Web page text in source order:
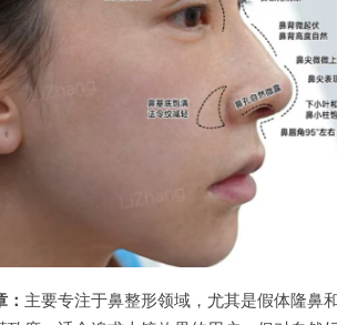
主要专注于鼻整形领域，尤其是假体隆鼻